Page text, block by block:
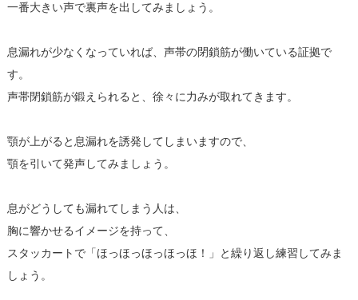
一番大きい声で裏声を出してみましょう。
息漏れが少なくなっていれば、声帯の閉鎖筋が働いている証拠で
す。
声帯閉鎖筋が鍛えられると、徐々に力みが取れてきます。
顎が上がると息漏れを誘発してしまいますので、
顎を引いて発声してみましょう。
息がどうしても漏れてしまう人は、
胸に響かせるイメージを持って、
スタッカートで「ほっほっほっほっほ！」と繰り返し練習してみま
しょう。